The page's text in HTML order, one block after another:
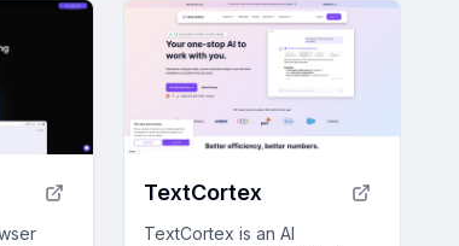
TextCortex
TextCortex is an AI